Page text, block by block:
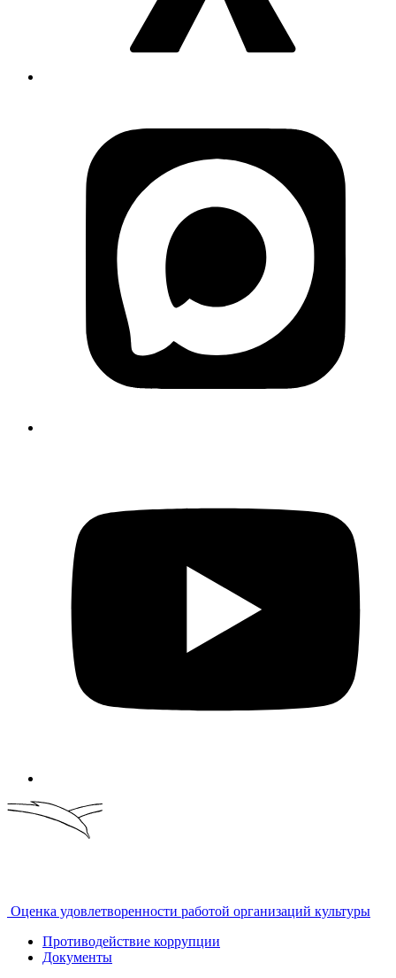
Оценка удовлетворенности работой организаций культуры
Противодействие коррупции
Документы